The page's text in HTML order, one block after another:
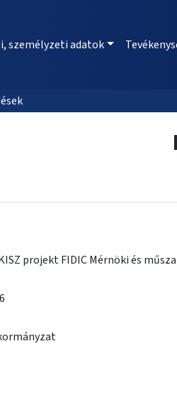
személyzeti adatok
projekt FIDIC Mérnöki és